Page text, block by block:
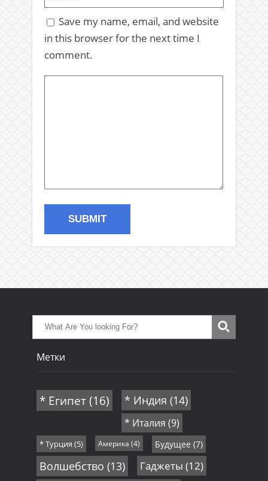
Save my name, email, and website
in this browser for the next time I
comment.
Метки
* Египет(16) * Индия (14)
* Италия (9)
* Турция (5) Америка (4) Будущее (7)
Волшебство (13) Гаджеты (12)